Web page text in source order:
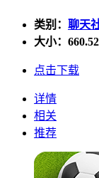
类别： 聊天
大小：
点击下载
详情
相关
推荐